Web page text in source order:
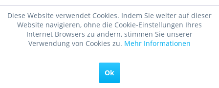
Diese Website verwendet Cookies. Indem Sie weiter auf dieser
Website navigieren, ohne die Cookie-Einstellungen Ihres
Internet Browsers zu ändern, stimmen Sie unserer
Verwendung von Cookies zu. Mehr Informationen
Ok